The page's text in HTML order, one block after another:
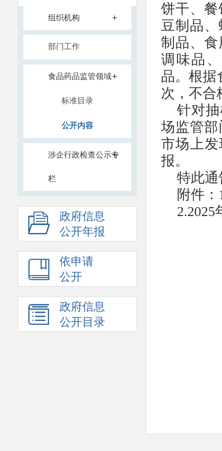
组织机构 +
部门工作
食品药品监管领域+
标准目录
公开内容
涉企行政检查公示专
栏
+
政府信息
公开年报
依申请
公开
政府信息
公开目录
饼干、
豆制品
制品、
调味品
品。根据
次，不合
针对
场监管
市场上
报。
特此通
附件：